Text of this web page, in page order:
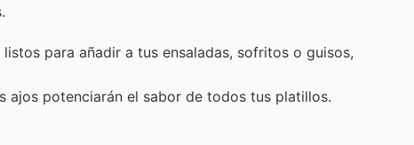
para añadir a tus ensaladas, sofritos o guisos,
ajos potenciarán el sabor de todos tus platillos.